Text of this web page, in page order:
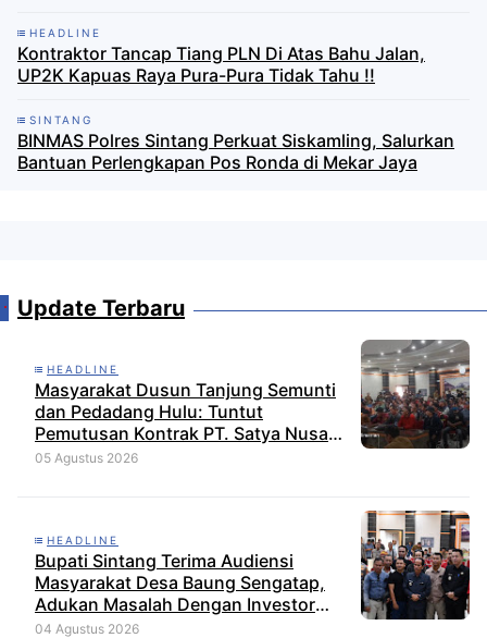
HEADLINE
Kontraktor Tancap Tiang PLN Di Atas Bahu Jalan,
UP2K Kapuas Raya Pura-Pura Tidak Tahu !!
SINTANG
BINMAS Polres Sintang Perkuat Siskamling, Salurkan
Bantuan Perlengkapan Pos Ronda di Mekar Jaya
Update Terbaru
HEADLINE
Masyarakat Dusun Tanjung Semunti
dan Pedadang Hulu: Tuntut
Pemutusan Kontrak PT. Satya Nusa
Indah Perkasa
05 Agustus 2026
HEADLINE
Bupati Sintang Terima Audiensi
Masyarakat Desa Baung Sengatap,
Adukan Masalah Dengan Investor
Perkebunan
04 Agustus 2026